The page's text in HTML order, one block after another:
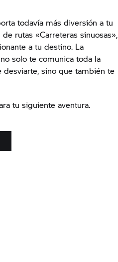
todavía más diversión a tu
rutas «Carreteras sinuosas»,
a tu destino. La
solo te comunica toda la
sino que también te
tu siguiente aventura.